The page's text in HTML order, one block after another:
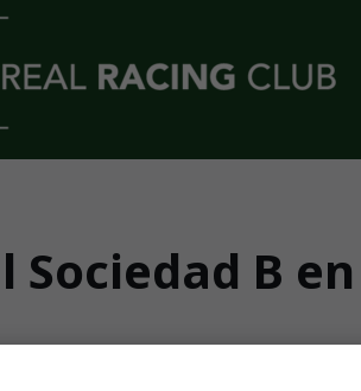
Sociedad B